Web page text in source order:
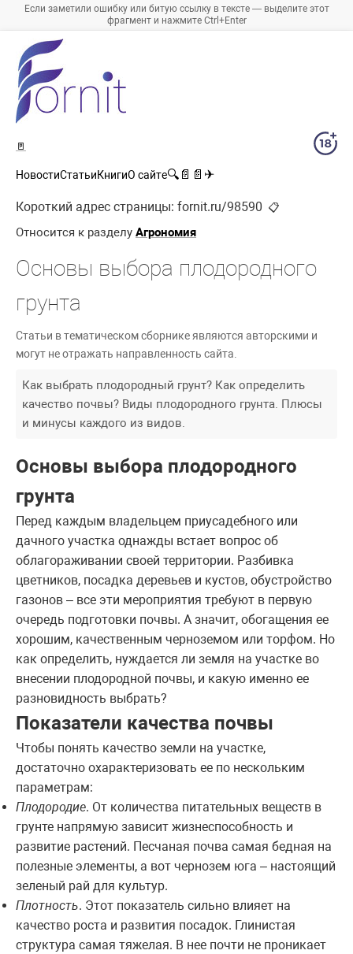
Если заметили ошибку или битую ссылку в тексте — выделите этот
фрагмент и нажмите Ctrl+Enter
🚪
НовостиСтатьиКнигиО сайте🔍 📄 📄 ✈
Короткий адрес страницы: fornit.ru/98590 📋
Относится к разделу Агрономия
Основы выбора плодородного
грунта
Статьи в тематическом сборнике являются авторскими и
могут не отражать направленность сайта.
Как выбрать плодородный грунт? Как определить
качество почвы? Виды плодородного грунта. Плюсы
и минусы каждого из видов.
Основы выбора плодородного
грунта
Перед каждым владельцем приусадебного или
дачного участка однажды встает вопрос об
облагораживании своей территории. Разбивка
цветников, посадка деревьев и кустов, обустройство
газонов – все эти мероприятия требуют в первую
очередь подготовки почвы. А значит, обогащения ее
хорошим, качественным черноземом или торфом. Но
как определить, нуждается ли земля на участке во
внесении плодородной почвы, и какую именно ее
разновидность выбрать?
Показатели качества почвы
Чтобы понять качество земли на участке,
достаточно охарактеризовать ее по нескольким
параметрам:
Плодородие. От количества питательных веществ в
грунте напрямую зависит жизнеспособность и
развитие растений. Песчаная почва самая бедная на
полезные элементы, а вот чернозем юга – настоящий
зеленый рай для культур.
Плотность. Этот показатель сильно влияет на
качество роста и развития посадок. Глинистая
структура самая тяжелая. В нее почти не проникает